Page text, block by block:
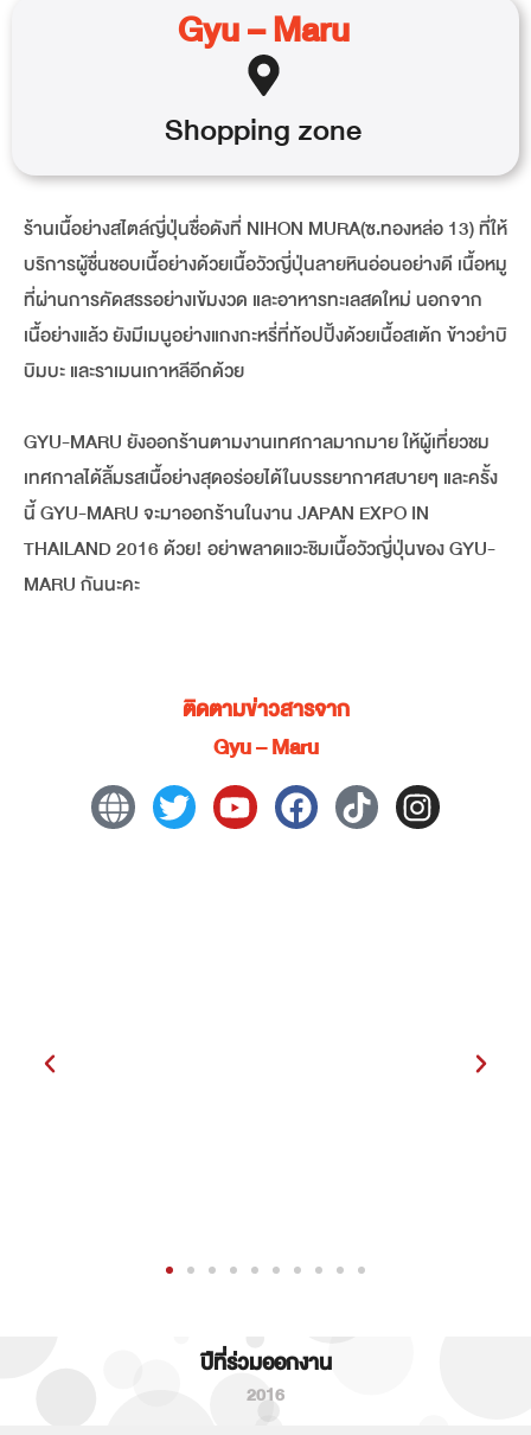
Gyu – Maru
Shoppingzone
ร้านเนื้อย่างสไตล์ญี่ปุ่นชื่อดังที่ NIHON MURA(ซ.ทองหล่อ 13) ที่ให้
บริการผู้ชื่นชอบเนื้อย่างด้วยเนื้อวัวญี่ปุ่นลายหินอ่อนอย่างดี เนื้อหมู
ที่ผ่านการคัดสรรอย่างเข้มงวด และอาหารทะเลสดใหม่ นอกจาก
เนื้อย่างแล้ว ยังมีเมนูอย่างแกงกะหรี่ที่ท้อปปิ้งด้วยเนื้อสเต้ก ข้าวยำบิ
บิมบะ และราเมนเกาหลีอีกด้วย
GYU-MARU ยังออกร้านตามงานเทศกาลมากมาย ให้ผู้เที่ยวชม
เทศกาลได้ลิ้มรสเนื้อย่างสุดอร่อยได้ในบรรยากาศสบายๆ และครั้ง
นี้ GYU-MARU จะมาออกร้านในงาน JAPAN EXPO IN
THAILAND 2016 ด้วย! อย่าพลาดแวะชิมเนื้อวัวญี่ปุ่นของ GYU-
MARU กันนะคะ
ติดตามข่าวสารจาก
Gyu – Maru
ปีที่ร่วมออกงาน
2016